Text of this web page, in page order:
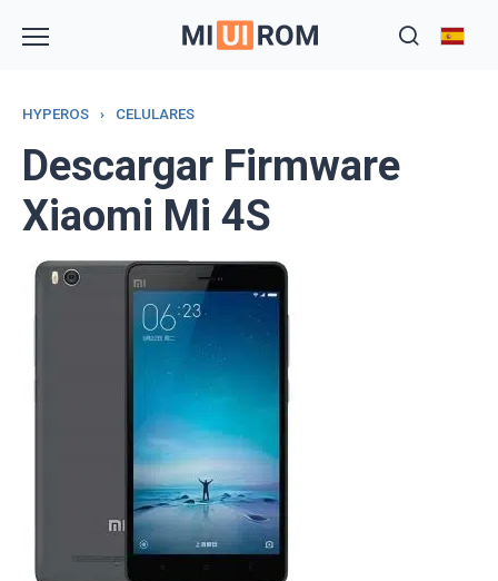
HYPEROS › CELULARES
Descargar Firmware
Xiaomi Mi 4S